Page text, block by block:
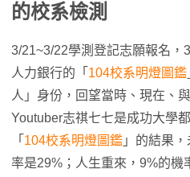
的校系檢測
3/21~3/22學測登記志願報名，
人力銀行的「 104校系明燈圖鑑
人」身份，回望當時、現在、
Youtuber志祺七七是成功大學
「 104校系明燈圖鑑 」的結果
率是29%；人生重來，9%的機